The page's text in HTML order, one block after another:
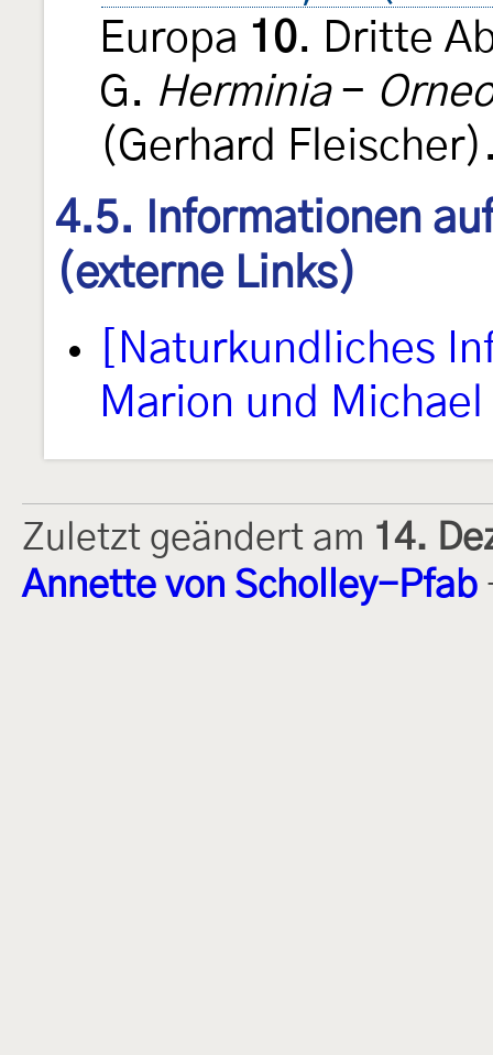
Europa 10. Dritte
G. Herminia-
(Gerhard
4.5. Informationen
(externe Links)
[Naturkundliches
Marion und
Zuletzt geändert am 14.
Annette von Scholley-Pfab